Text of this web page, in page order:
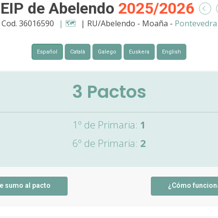
de Abelendo 2025/2026
Cod. 36016590 | 🗺️ | RU/Abelendo - Moaña - Pontevedra
Español Català Galego Euskera English
3 Pactos
1º de Primaria: 1
6º de Primaria: 2
sumo al pacto ¿Cómo